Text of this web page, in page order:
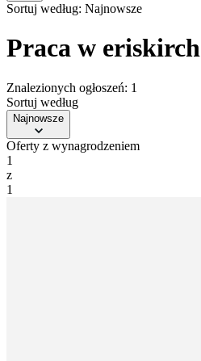
Sortuj według: Najnowsze
Praca w eriskirch
Znalezionych ogłoszeń: 1
Sortuj według
Najnowsze
Oferty z wynagrodzeniem
1
z
1